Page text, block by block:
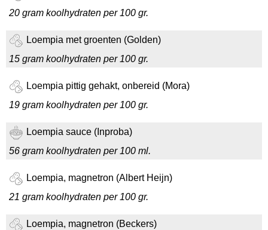
20 gram koolhydraten per 100 gr.
Loempia met groenten (Golden)
15 gram koolhydraten per 100 gr.
Loempia pittig gehakt, onbereid (Mora)
19 gram koolhydraten per 100 gr.
Loempia sauce (Inproba)
56 gram koolhydraten per 100 ml.
Loempia, magnetron (Albert Heijn)
21 gram koolhydraten per 100 gr.
Loempia, magnetron (Beckers)